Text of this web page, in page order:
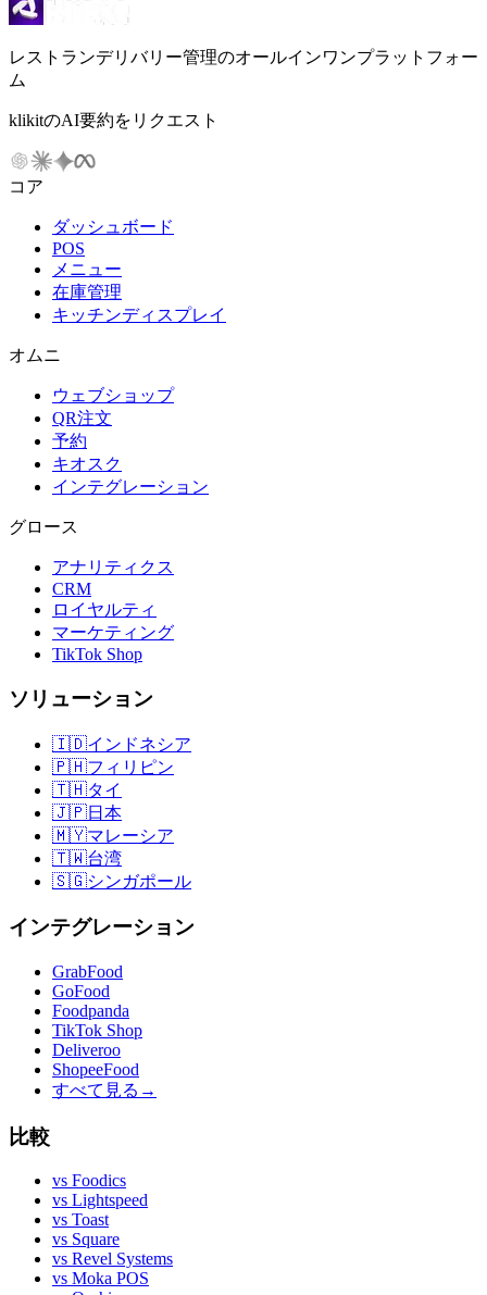
レストランデリバリー管理のオールインワンプラットフォー
ム
klikitのAI要約をリクエスト
コア
ダッシュボード
POS
メニュー
在庫管理
キッチンディスプレイ
オムニ
ウェブショップ
QR注文
予約
キオスク
インテグレーション
グロース
アナリティクス
CRM
ロイヤルティ
マーケティング
TikTok Shop
ソリューション
🇮🇩インドネシア
🇵🇭フィリピン
🇹🇭タイ
🇯🇵日本
🇲🇾マレーシア
🇹🇼台湾
🇸🇬シンガポール
インテグレーション
GrabFood
GoFood
Foodpanda
TikTok Shop
Deliveroo
ShopeeFood
すべて見る →
比較
vs Foodics
vs Lightspeed
vs Toast
vs Square
vs Revel Systems
vs Moka POS